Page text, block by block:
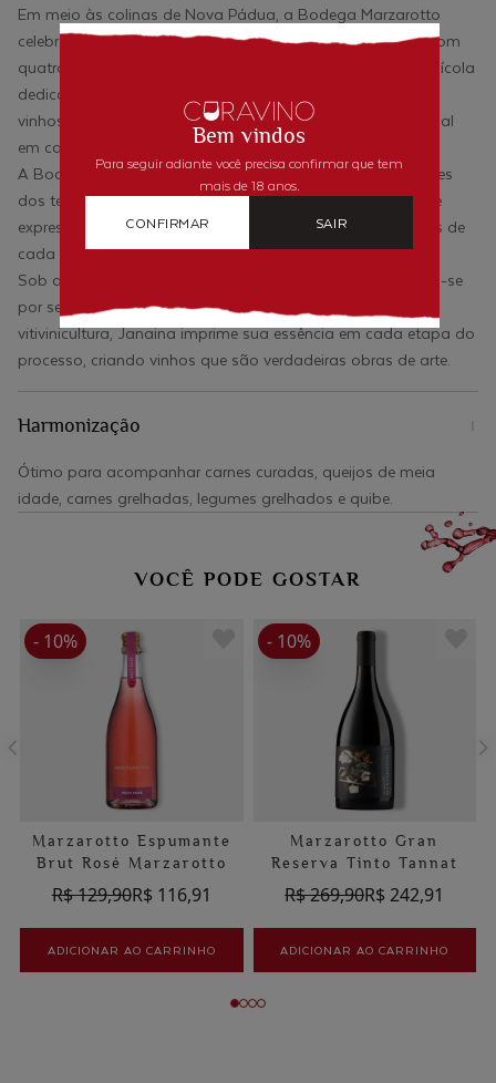
Bem vindos
Para seguir adiante você precisa confirmar que tem
mais de 18 anos.
CONFIRMAR
SAIR
Em meio às colinas de Nova Pádua, a Bodega Marzarotto
celebra a tradição e a inovação na produção de vinhos. Com
quatro gerações de vitivinicultores da mesma família, a vinícola
dedica-se à elaboração cuidadosa de pequenos lotes de
vinhos, buscando sempre a excelência e o máximo potencial
em cada taça.
A Bodega Marzarotto seleciona uvas especiais, provenientes
dos terroirs mais ricos da região, resultando em vinhos que
expressam a autenticidade e o máximo das características de
cada variedade.
Sob a liderança de Janaina Marzarotto, a vinícola destaca-se
por seus rótulos distintos e cativantes. Com paixão pela
vitivinicultura, Janaina imprime sua essência em cada etapa do
processo, criando vinhos que são verdadeiras obras de arte.
Harmonização
Ótimo para acompanhar carnes curadas, queijos de meia
idade, carnes grelhadas, legumes grelhados e quibe.
VOCÊ PODE GOSTAR
Marzarotto Espumante
Brut Rosé Marzarotto
R$ 129,90R$ 116,91
- 10%
ADICIONAR AO CARRINHO
Marzarotto Gran
Reserva Tinto Tannat
R$ 269,90R$ 242,91
- 10%
ADICIONAR AO CARRINHO